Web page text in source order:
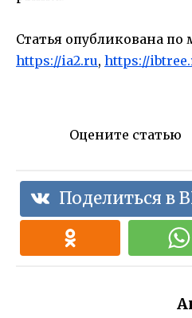
Статья опубликована по
https://ia2.ru, https://
Оцените статью
Поделиться в